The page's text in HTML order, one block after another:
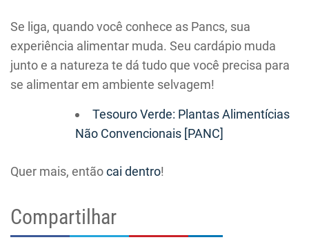
Se liga, quando você conhece as Pancs, sua
experiência alimentar muda. Seu cardápio muda
junto e a natureza te dá tudo que você precisa para
se alimentar em ambiente selvagem!
Tesouro Verde: Plantas Alimentícias
Não Convencionais [PANC]
Quer mais, entãocai dentro!
Compartilhar